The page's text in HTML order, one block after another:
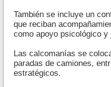
También se incluye un
que reciban
como apoyo psicológico y
Las calcomanías se
paradas de camiones,
estratégicos.